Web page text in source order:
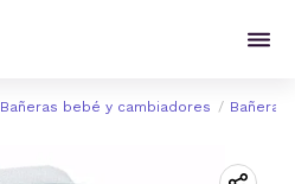
Bañeras bebé y cambiadores Bañeras